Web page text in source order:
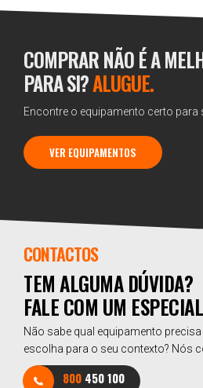
COMPRAR NÃO É A
PARA SI?ALUGUE.
Encontre o equipamento certo
VER EQUIPAMENTOS
CONTACTOS
TEM ALGUMA DÚVIDA?
FALE COM UM
Não sabe qual equipamento
escolha para o seu contexto? Nós
800 450 100